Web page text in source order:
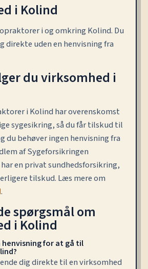
i Kolind
i og omkring Kolind. Du
direkte uden en henvisning fra
du virksomhed i
i Kolind har overenskomst
sygesikring, så du får tilskud til
du behøver ingen henvisning fra
af Sygeforsikringen
en privat sundhedsforsikring,
tilskud. Læs mere om
.
spørgsmål om
i Kolind
henvisning for at gå til
dig direkte til en virksomhed